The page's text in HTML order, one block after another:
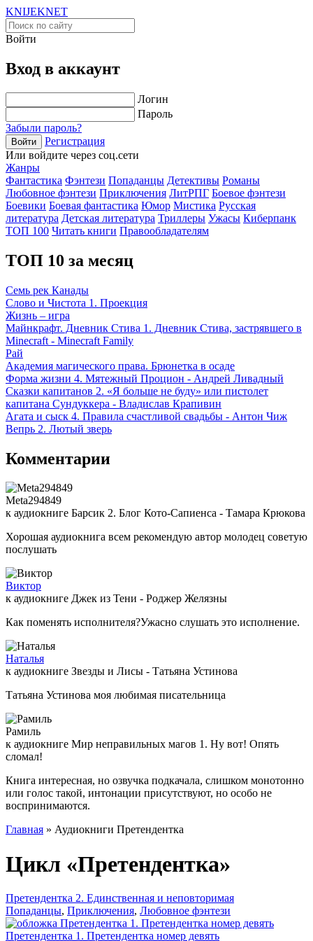
KNIJEKNET
Войти
Вход в аккаунт
Логин
Пароль
Забыли пароль?
Войти
Регистрация
Или войдите через соц.сети
Жанры
Фантастика Фэнтези Попаданцы Детективы Романы
Любовное фэнтези Приключения ЛитРПГ Боевое фэнтези
Боевики Боевая фантастика Юмор Мистика Русская
литература Детская литература Триллеры Ужасы Киберпанк
ТОП 100 Читать книги Правообладателям
ТОП 10 за месяц
Семь рек Канады
Слово и Чистота 1. Проекция
Жизнь – игра
Майнкрафт. Дневник Стива 1. Дневник Стива, застрявшего в
Minecraft - Minecraft Family
Рай
Академия магического права. Брюнетка в осаде
Форма жизни 4. Мятежный Процион - Андрей Ливадный
Сказки капитанов 2. «Я больше не буду» или пистолет
капитана Сундуккера - Владислав Крапивин
Агата и сыск 4. Правила счастливой свадьбы - Антон Чиж
Вепрь 2. Лютый зверь
Комментарии
Meta294849
к аудиокниге Барсик 2. Блог Кото-Сапиенса - Тамара Крюкова
Хорошая аудиокнига всем рекомендую автор молодец советую
послушать
Виктор
к аудиокниге Джек из Тени - Роджер Желязны
Как поменять исполнителя?Ужасно слушать это исполнение.
Наталья
к аудиокниге Звезды и Лисы - Татьяна Устинова
Татьяна Устинова моя любимая писательница
Рамиль
к аудиокниге Мир неправильных магов 1. Ну вот! Опять
сломал!
Книга интересная, но озвучка подкачала, слишком монотонно
или голос такой, интонации присутствуют, но особо не
воспринимаются.
Главная » Аудиокниги Претендентка
Цикл «Претендентка»
Претендентка 2. Единственная и неповторимая
Попаданцы, Приключения, Любовное фэнтези
Претендентка 1. Претендентка номер девять